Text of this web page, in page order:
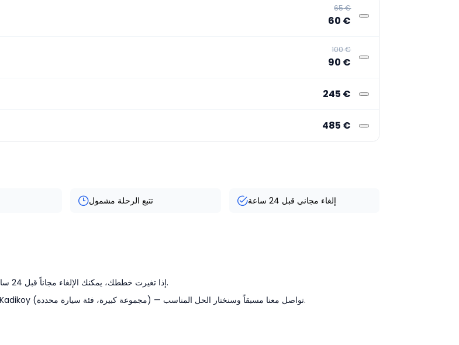
‏65 €
‏60 €
‏100 €
‏90 €
‏245 €
‏485 €
تتبع الرحلة مشمول إلغاء مجاني قبل 24 ساعة
إذا تغيرت خططك، يمكنك الإلغاء مجاناً قبل 24 ساعة من الاستلام. للتغييرات المتأخرة، تواصل مع الدعم على مدار الساعة.
إذا كنت بحاجة إلى ترتيبات خاصة على IST New İstanbul Airport → Kadikoy (مجموعة كبيرة، فئة سيارة محددة) — تواصل معنا مسبقاً وسنختار الحل المناسب.